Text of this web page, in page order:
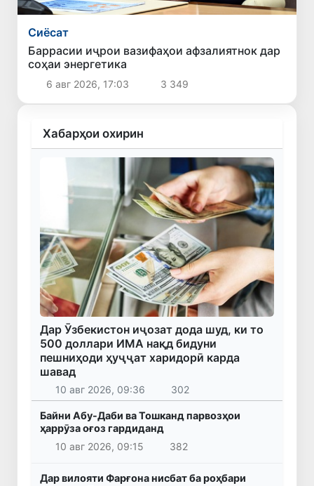
Сиёсат
Баррасии иҷрои вазифаҳои афзалиятнок дар
соҳаи энергетика
6 авг 2026, 17:03 3 349
Хабарҳои охирин
Дар Ӯзбекистон иҷозат дода шуд, ки то
500 доллари ИМА нақд бидуни
пешниҳоди ҳуҷҷат харидорӣ карда
шавад
10 авг 2026, 09:36 302
Байни Абу-Даби ва Тошканд парвозҳои
ҳаррӯза оғоз гардиданд
10 авг 2026, 09:15
382
Дар вилояти Фарғона нисбат ба роҳбари